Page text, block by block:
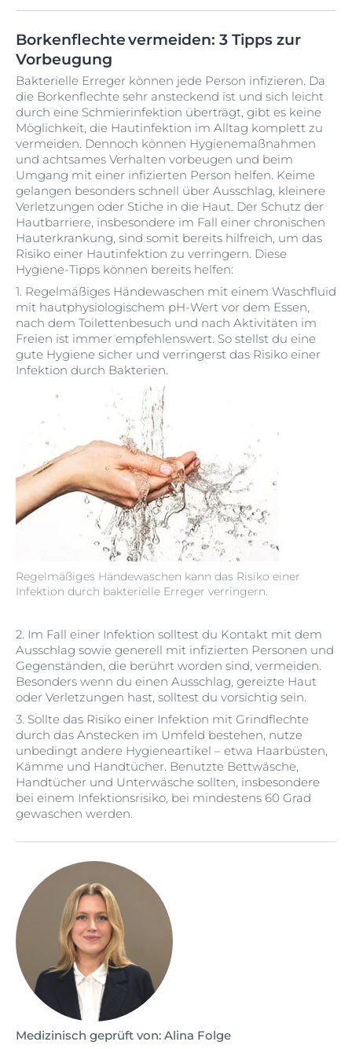
Borkenflechte vermeiden: 3 Tipps zur
Vorbeugung
Regelmäßiges Händewaschen kann das Risiko einer
Infektion durch bakterielle Erreger verringern.
Bakterielle Erreger können jede Person infizieren. Da
die Borkenflechte sehr ansteckend ist und sich leicht
durch eine Schmierinfektion überträgt, gibt es keine
Möglichkeit, die Hautinfektion im Alltag komplett zu
vermeiden. Dennoch können Hygienemaßnahmen
und achtsames Verhalten vorbeugen und beim
Umgang mit einer infizierten Person helfen. Keime
gelangen besonders schnell über Ausschlag, kleinere
Verletzungen oder Stiche in die Haut. Der Schutz der
Hautbarriere, insbesondere im Fall einer chronischen
Hauterkrankung, sind somit bereits hilfreich, um das
Risiko einer Hautinfektion zu verringern. Diese
Hygiene-Tipps können bereits helfen:
1. Regelmäßiges Händewaschen mit einem Waschfluid
mit hautphysiologischem pH-Wert vor dem Essen,
nach dem Toilettenbesuch und nach Aktivitäten im
Freien ist immer empfehlenswert. So stellst du eine
gute Hygiene sicher und verringerst das Risiko einer
Infektion durch Bakterien.
2. Im Fall einer Infektion solltest du Kontakt mit dem
Ausschlag sowie generell mit infizierten Personen und
Gegenständen, die berührt worden sind, vermeiden.
Besonders wenn du einen Ausschlag, gereizte Haut
oder Verletzungen hast, solltest du vorsichtig sein.
3. Sollte das Risiko einer Infektion mit Grindflechte
durch das Anstecken im Umfeld bestehen, nutze
unbedingt andere Hygieneartikel – etwa Haarbüsten,
Kämme und Handtücher. Benutzte Bettwäsche,
Handtücher und Unterwäsche sollten, insbesondere
bei einem Infektionsrisiko, bei mindestens 60 Grad
gewaschen werden.
Medizinisch geprüft von: Alina Folge